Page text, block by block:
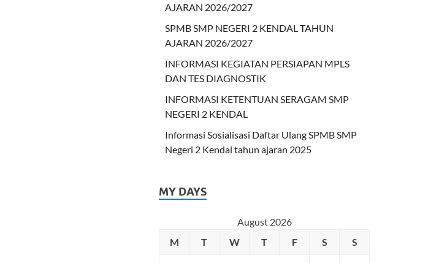
AJARAN 2026/2027
SPMB SMP NEGERI 2 KENDAL TAHUN
AJARAN 2026/2027
INFORMASI KEGIATAN PERSIAPAN MPLS
DAN TES DIAGNOSTIK
INFORMASI KETENTUAN SERAGAM SMP
NEGERI 2 KENDAL
Informasi Sosialisasi Daftar Ulang SPMB SMP
Negeri 2 Kendal tahun ajaran 2025
MY DAYS
August 2026
M
T W T F S S